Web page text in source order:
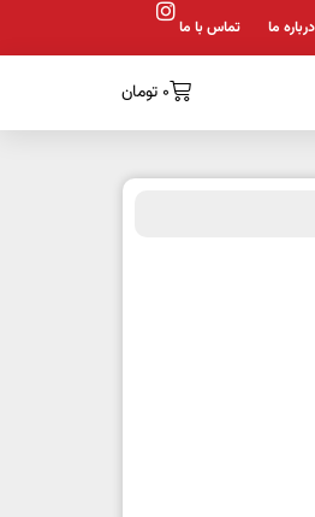
درباره ما تماس با ما
0 تومان